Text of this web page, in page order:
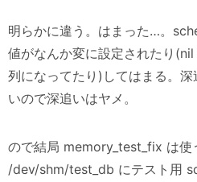
明らかに違う。はまった…。
値がなんか変に設定されたり
列になってたり)してはまる。
いので深追いはヤメ。
ので結局 memory_test_fix は使
/dev/shm/test_db にテスト用